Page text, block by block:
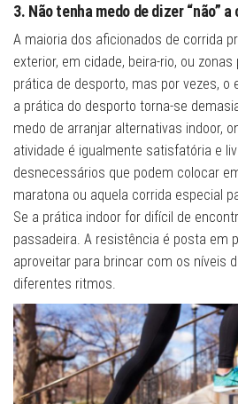
3. Não tenha medo de dizer “não”
A maioria dos aficionados de corrida
exterior, em cidade, beira-rio, ou
prática de desporto, mas por vezes, o
a prática do desporto torna-se
medo de arranjar alternativas indoor,
atividade é igualmente satisfatória e
desnecessários que podem colocar
maratona ou aquela corrida especial
Se a prática indoor for difícil de
passadeira. A resistência é posta em
aproveitar para brincar com os níveis
diferentes ritmos.